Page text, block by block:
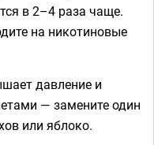
в 2–4 раза чаще.
на никотиновые
давление и
— замените один
или яблоко.